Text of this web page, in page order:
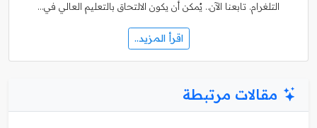
التلغرام. تابعنا الآن.. يُمكن أن يكون الالتحاق بالتعليم العالي في…
اقرأ المزيد..
مقالات مرتبطة